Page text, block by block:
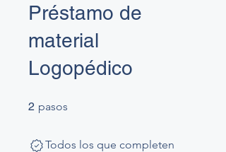
Préstamo de
material
Logopédico
2 pasos
Todos los que completen